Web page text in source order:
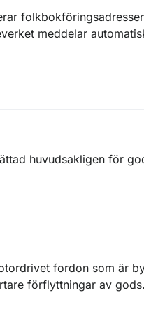
meddelar
huvudsakligen för
fordon som är
förflyttningar av